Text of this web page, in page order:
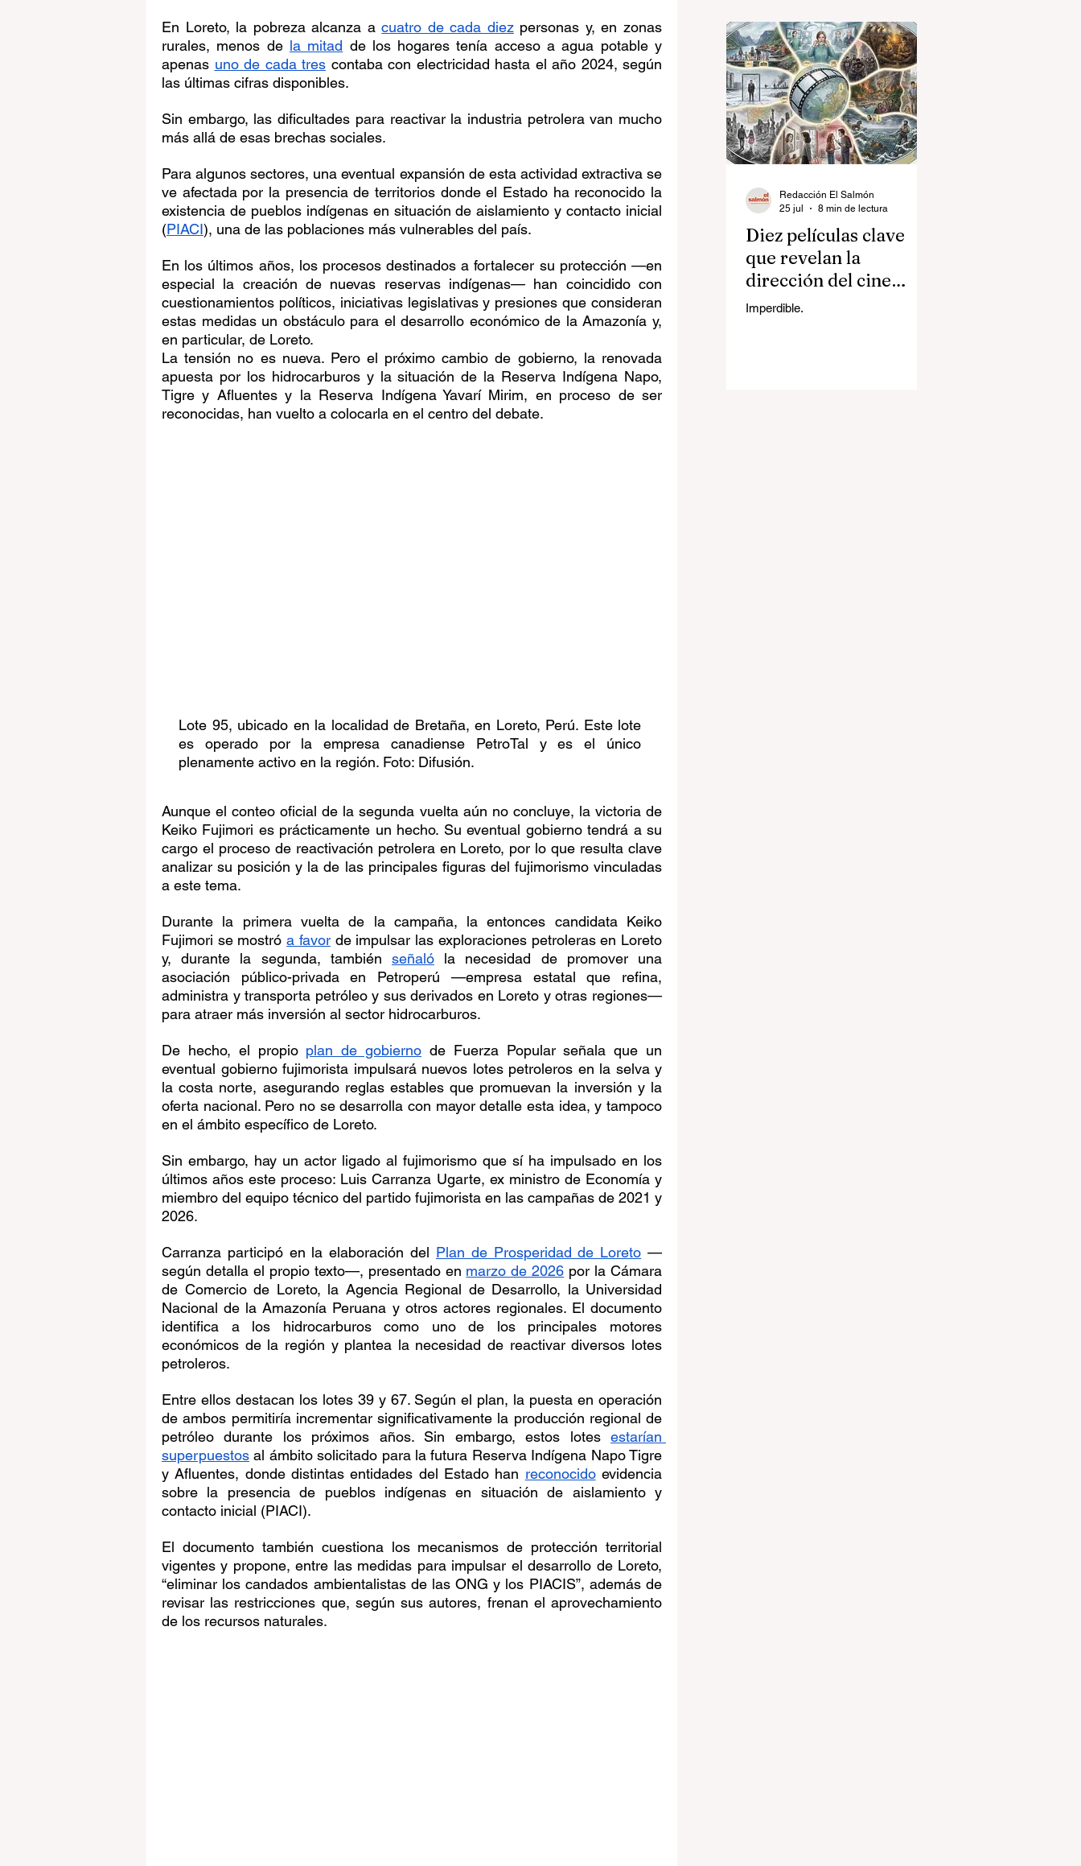
En Loreto, la pobreza alcanza a cuatro de cada diez personas y, en zonas
rurales, menos de la mitad de los hogares tenía acceso a agua potable y
apenas uno de cada tres contaba con electricidad hasta el año 2024, según
las últimas cifras disponibles.
Sin embargo, las dificultades para reactivar la industria petrolera van mucho
más allá de esas brechas sociales.
Para algunos sectores, una eventual expansión de esta actividad extractiva se
ve afectada por la presencia de territorios donde el Estado ha reconocido la
existencia de pueblos indígenas en situación de aislamiento y contacto inicial
(PIACI), una de las poblaciones más vulnerables del país.
En los últimos años, los procesos destinados a fortalecer su protección —en
especial la creación de nuevas reservas indígenas— han coincidido con
cuestionamientos políticos, iniciativas legislativas y presiones que consideran
estas medidas un obstáculo para el desarrollo económico de la Amazonía y,
en particular, de Loreto.
La tensión no es nueva. Pero el próximo cambio de gobierno, la renovada
apuesta por los hidrocarburos y la situación de la Reserva Indígena Napo,
Tigre y Afluentes y la Reserva Indígena Yavarí Mirim, en proceso de ser
reconocidas, han vuelto a colocarla en el centro del debate.
Lote 95, ubicado en la localidad de Bretaña, en Loreto, Perú. Este lote
es operado por la empresa canadiense PetroTal y es el único
plenamente activo en la región. Foto: Difusión.
Aunque el conteo oficial de la segunda vuelta aún no concluye, la victoria de
Keiko Fujimori es prácticamente un hecho. Su eventual gobierno tendrá a su
cargo el proceso de reactivación petrolera en Loreto, por lo que resulta clave
analizar su posición y la de las principales figuras del fujimorismo vinculadas
a este tema.
Durante la primera vuelta de la campaña, la entonces candidata Keiko
Fujimori se mostró a favor de impulsar las exploraciones petroleras en Loreto
y, durante la segunda, también señaló la necesidad de promover una
asociación público-privada en Petroperú —empresa estatal que refina,
administra y transporta petróleo y sus derivados en Loreto y otras regiones—
para atraer más inversión al sector hidrocarburos.
De hecho, el propio plan de gobierno de Fuerza Popular señala que un
eventual gobierno fujimorista impulsará nuevos lotes petroleros en la selva y
la costa norte, asegurando reglas estables que promuevan la inversión y la
oferta nacional. Pero no se desarrolla con mayor detalle esta idea, y tampoco
en el ámbito específico de Loreto.
Sin embargo, hay un actor ligado al fujimorismo que sí ha impulsado en los
últimos años este proceso: Luis Carranza Ugarte, ex ministro de Economía y
miembro del equipo técnico del partido fujimorista en las campañas de 2021 y
2026.
Carranza participó en la elaboración del Plan de Prosperidad de Loreto —
según detalla el propio texto—, presentado en marzo de 2026 por la Cámara
de Comercio de Loreto, la Agencia Regional de Desarrollo, la Universidad
Nacional de la Amazonía Peruana y otros actores regionales. El documento
identifica a los hidrocarburos como uno de los principales motores
económicos de la región y plantea la necesidad de reactivar diversos lotes
petroleros.
Entre ellos destacan los lotes 39 y 67. Según el plan, la puesta en operación
de ambos permitiría incrementar significativamente la producción regional de
petróleo durante los próximos años. Sin embargo, estos lotes estarían
superpuestos al ámbito solicitado para la futura Reserva Indígena Napo Tigre
y Afluentes, donde distintas entidades del Estado han reconocido evidencia
sobre la presencia de pueblos indígenas en situación de aislamiento y
contacto inicial (PIACI).
El documento también cuestiona los mecanismos de protección territorial
vigentes y propone, entre las medidas para impulsar el desarrollo de Loreto,
“eliminar los candados ambientalistas de las ONG y los PIACIS”, además de
revisar las restricciones que, según sus autores, frenan el aprovechamiento
de los recursos naturales.
Diez películas clave
que revelan la
dirección del cine
contemporáneo
Imperdible.
Redacción El Salmón
25 jul
8 min de lectura